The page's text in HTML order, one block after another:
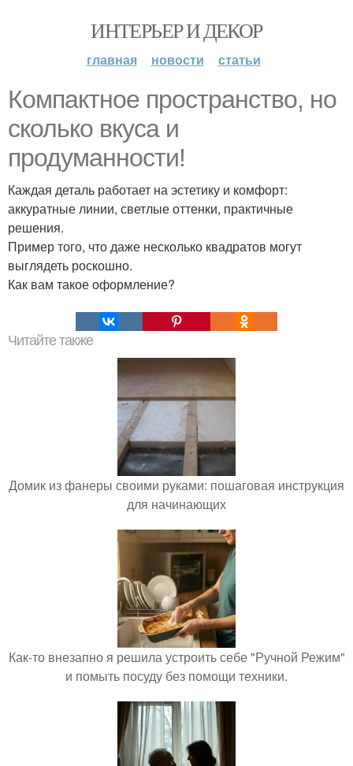
ИНТЕРЬЕР И ДЕКОР
главная новости статьи
Компактное пространство, но
сколько вкуса и
продуманности!
Каждая деталь работает на эстетику и комфорт:
аккуратные линии, светлые оттенки, практичные
решения.
Пример того, что даже несколько квадратов могут
выглядеть роскошно.
Как вам такое оформление?
Читайте также
Домик из фанеры своими руками: пошаговая инструкция
для начинающих
Как-то внезапно я решила устроить себе "Ручной Режим"
и помыть посуду без помощи техники.